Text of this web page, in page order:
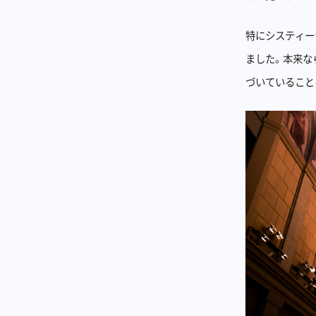
特にシスティ
ました。本来
づいているこ